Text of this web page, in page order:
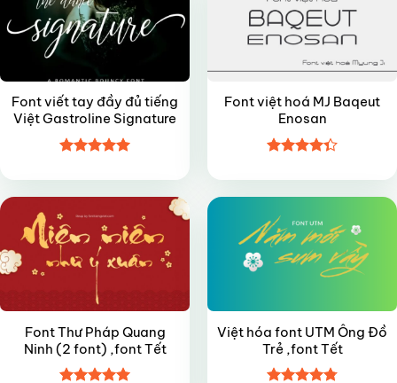
Font viết tay đầy đủ tiếng
Việt Gastroline Signature
hạng55
sao
Font việt hoá MJ Baqeut
Enosan
hạng4.35
5 sao
Font Thư Pháp Quang
Ninh (2 font) ,font Tết
Việt hóa font UTM Ông Đồ
Trẻ ,font Tết